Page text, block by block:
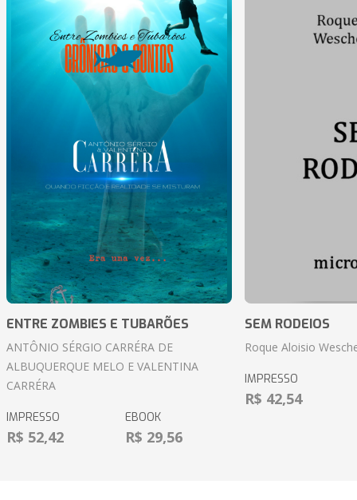
ENTRE ZOMBIES E TUBARÕES
ANTÔNIO SÉRGIO CARRÉRA DE
ALBUQUERQUE MELO E VALENTINA
CARRÉRA
IMPRESSO
R$ 52,42
EBOOK
R$ 29,56
SEM RODEIOS
Roque Aloisio
IMPRESSO
R$ 42,54